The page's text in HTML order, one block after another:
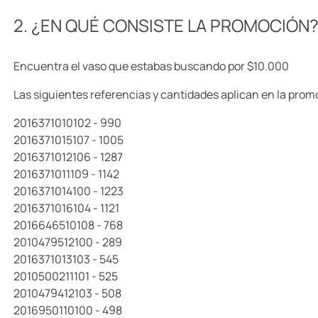
2. ¿EN QUÉ CONSISTE LA PROMOCIÓN?
Encuentra el vaso que estabas buscando por $10.000
Las siguientes referencias y cantidades aplican en la
2016371010102 - 990
2016371015107 - 1005
2016371012106 - 1287
2016371011109 - 1142
2016371014100 - 1223
2016371016104 - 1121
2016646510108 - 768
2010479512100 - 289
2016371013103 - 545
2010500211101 - 525
2010479412103 - 508
2016950110100 - 498